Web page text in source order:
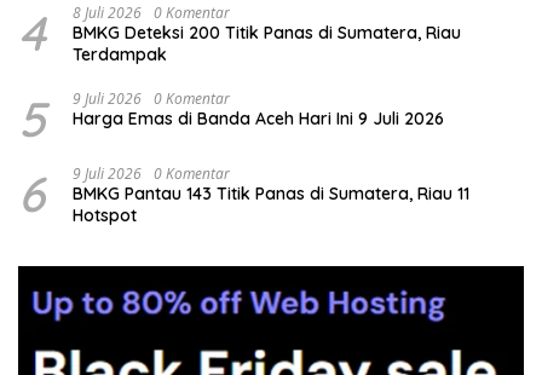
4 8 Juli 2026 0 Komentar
BMKG Deteksi 200 Titik Panas di Sumatera, Riau
Terdampak
5 9 Juli 2026 0 Komentar
Harga Emas di Banda Aceh Hari Ini 9 Juli 2026
6 9 Juli 2026 0 Komentar
BMKG Pantau 143 Titik Panas di Sumatera, Riau 11
Hotspot